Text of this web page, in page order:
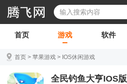
首页 游戏 软件
首页 > 苹果游戏 > IOS休闲游戏
全民钓鱼大亨IOS版